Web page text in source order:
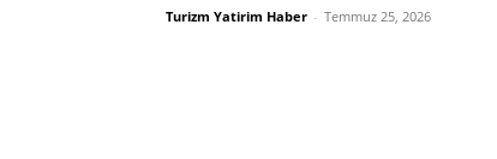
Turizm Yatirim Haber - Temmuz 25, 2026